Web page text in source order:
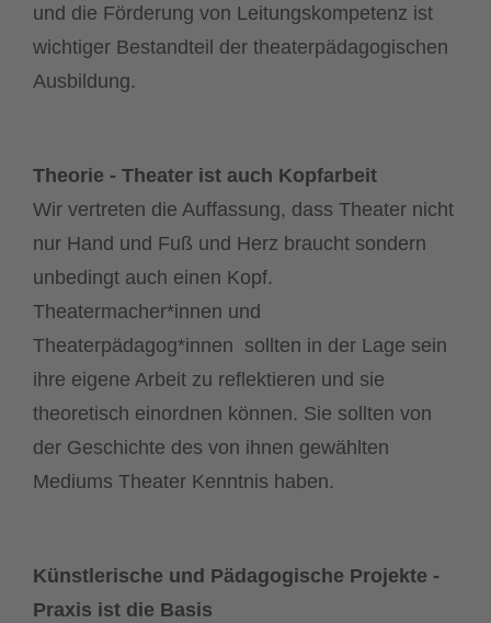
und die Förderung von Leitungskompetenz ist
wichtiger Bestandteil der theaterpädagogischen
Ausbildung.
Theorie - Theater ist auch Kopfarbeit
Wir vertreten die Auffassung, dass Theater nicht
nur Hand und Fuß und Herz braucht sondern
unbedingt auch einen Kopf.
Theatermacher*innen und
Theaterpädagog*innen sollten in der Lage sein
ihre eigene Arbeit zu reflektieren und sie
theoretisch einordnen können. Sie sollten von
der Geschichte des von ihnen gewählten
Mediums Theater Kenntnis haben.
Künstlerische und Pädagogische Projekte -
Praxis ist die Basis